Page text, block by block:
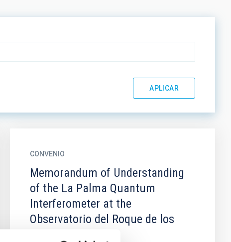
CONVENIO
Memorandum of Understanding
of the La Palma Quantum
Interferometer at the
Observatorio del Roque de los